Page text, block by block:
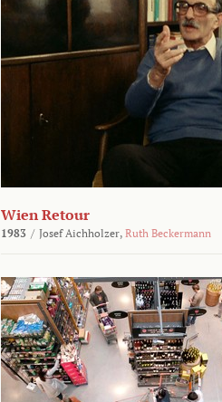
Wien Retour
1983 / Josef Aichholzer, Ruth Beckermann